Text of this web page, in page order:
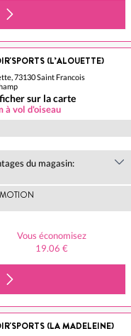
(L’ALOUETTE)
73130 Saint Francois
sur la carte
à vol d'oiseau
du magasin:
Vous économisez
19.06 €
(LA MADELEINE)